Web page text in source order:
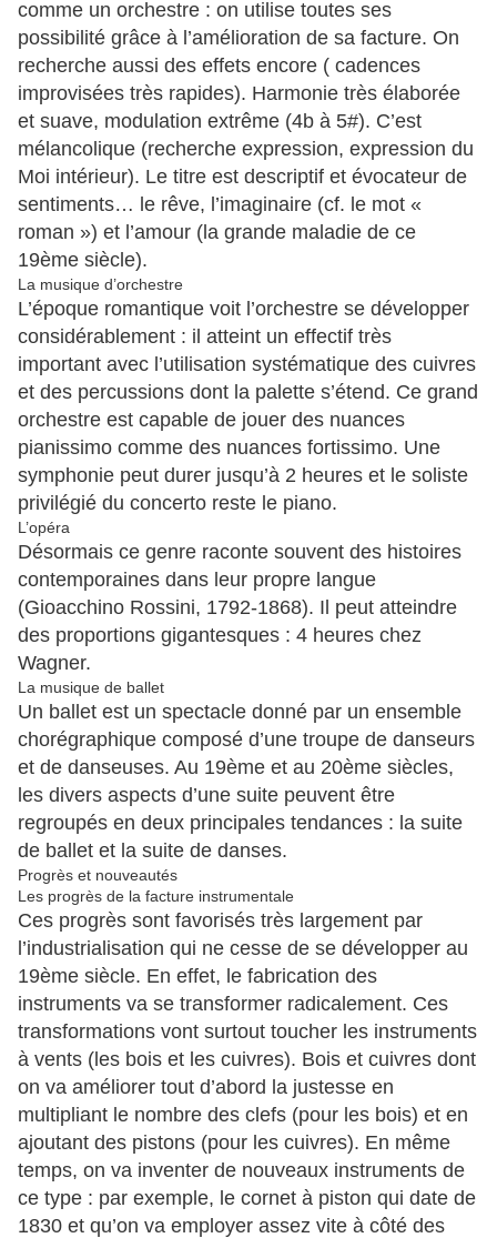
comme un orchestre : on utilise toutes ses
possibilité grâce à l’amélioration de sa facture. On
recherche aussi des effets encore ( cadences
improvisées très rapides). Harmonie très élaborée
et suave, modulation extrême (4b à 5#). C’est
mélancolique (recherche expression, expression du
Moi intérieur). Le titre est descriptif et évocateur de
sentiments… le rêve, l’imaginaire (cf. le mot «
roman ») et l’amour (la grande maladie de ce
19ème siècle).
La musique d’orchestre
L’époque romantique voit l’orchestre se développer
considérablement : il atteint un effectif très
important avec l’utilisation systématique des cuivres
et des percussions dont la palette s’étend. Ce grand
orchestre est capable de jouer des nuances
pianissimo comme des nuances fortissimo. Une
symphonie peut durer jusqu’à 2 heures et le soliste
privilégié du concerto reste le piano.
L’opéra
Désormais ce genre raconte souvent des histoires
contemporaines dans leur propre langue
(Gioacchino Rossini, 1792-1868). Il peut atteindre
des proportions gigantesques : 4 heures chez
Wagner.
La musique de ballet
Un ballet est un spectacle donné par un ensemble
chorégraphique composé d’une troupe de danseurs
et de danseuses. Au 19ème et au 20ème siècles,
les divers aspects d’une suite peuvent être
regroupés en deux principales tendances : la suite
de ballet et la suite de danses.
Progrès et nouveautés
Les progrès de la facture instrumentale
Ces progrès sont favorisés très largement par
l’industrialisation qui ne cesse de se développer au
19ème siècle. En effet, le fabrication des
instruments va se transformer radicalement. Ces
transformations vont surtout toucher les instruments
à vents (les bois et les cuivres). Bois et cuivres dont
on va améliorer tout d’abord la justesse en
multipliant le nombre des clefs (pour les bois) et en
ajoutant des pistons (pour les cuivres). En même
temps, on va inventer de nouveaux instruments de
ce type : par exemple, le cornet à piston qui date de
1830 et qu’on va employer assez vite à côté des